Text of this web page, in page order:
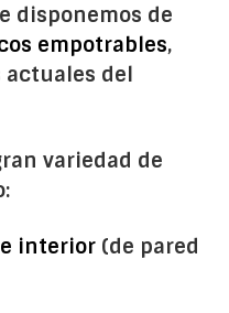
disponemos de
empotrables,
actuales del
variedad de
interior (de pared